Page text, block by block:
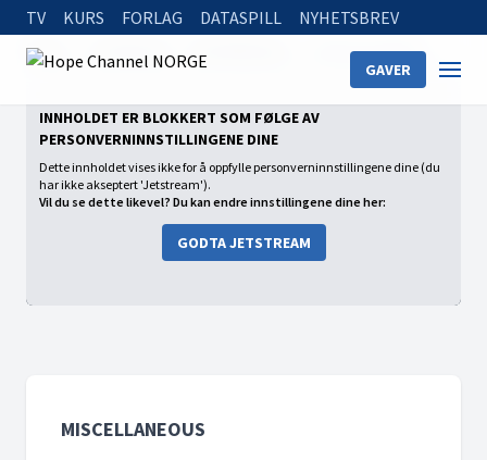
TV KURS FORLAG DATASPILL NYHETSBREV
GAVER
Home Mattesonskolen
INNHOLDET ER BLOKKERT SOM FØLGE AV
PERSONVERNINNSTILLINGENE DINE
Dette innholdet vises ikke for å oppfylle personverninnstillingene dine (du
har ikke akseptert 'Jetstream').
Vil du se dette likevel? Du kan endre innstillingene dine her:
GODTA JETSTREAM
MISCELLANEOUS